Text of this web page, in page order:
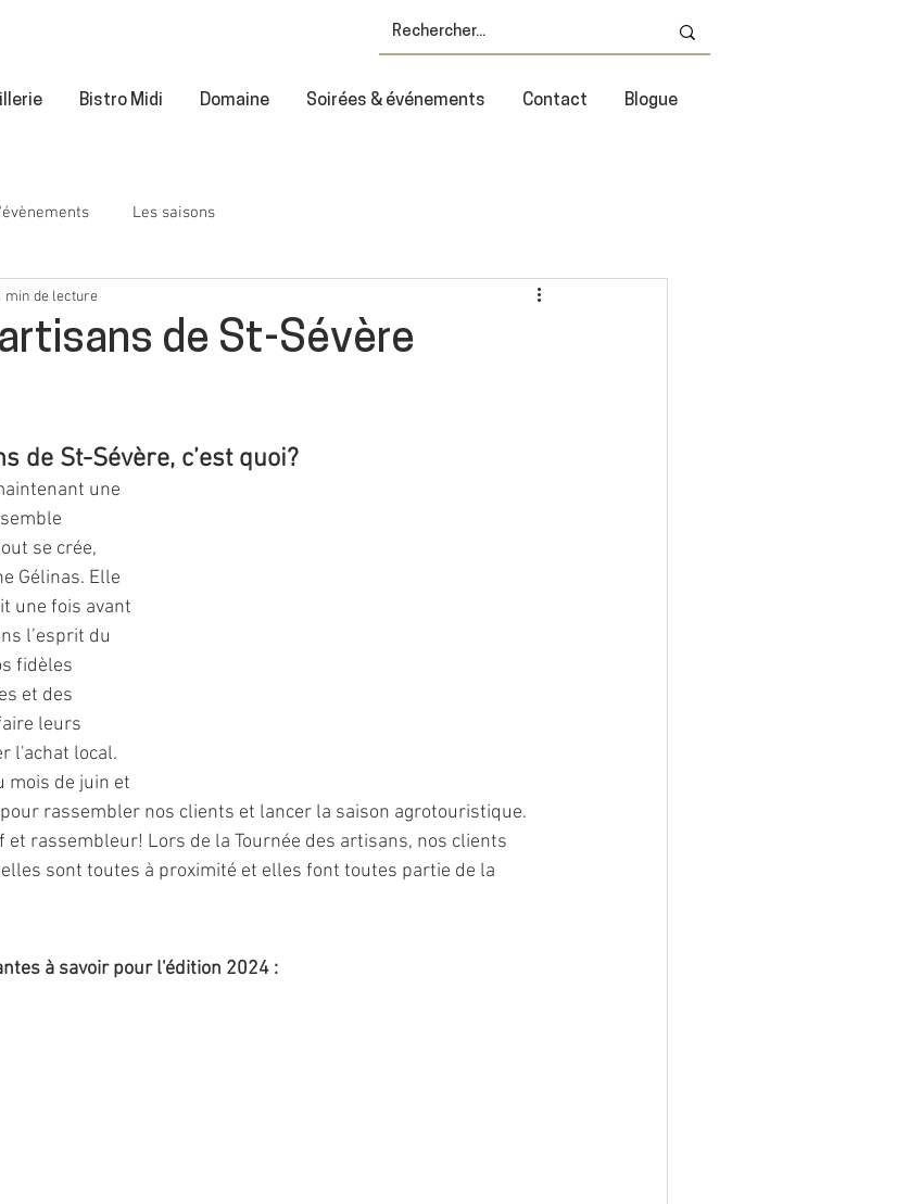
Bistro Midi Domaine Soirées & événements Contact Blogue
Les saisons
de St-Sévère
min de lecture
de St-Sévère, c’est quoi?
une
se crée,
Gélinas. Elle
une fois avant
l’esprit du
fidèles
et des
leurs
l'achat local.
mois de juin et
rassembler nos clients et lancer la saison agrotouristique.
et rassembleur! Lors de la Tournée des artisans, nos clients
sont toutes à proximité et elles font toutes partie de la
à savoir pour l'édition 2024 :